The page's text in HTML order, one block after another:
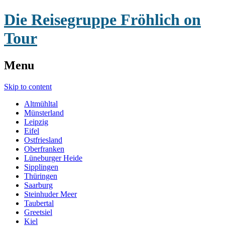
Die Reisegruppe Fröhlich on
Tour
Menu
Skip to content
Altmühltal
Münsterland
Leipzig
Eifel
Ostfriesland
Oberfranken
Lüneburger Heide
Sipplingen
Thüringen
Saarburg
Steinhuder Meer
Taubertal
Greetsiel
Kiel